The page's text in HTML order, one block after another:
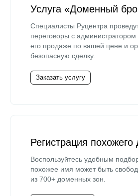
Услуга «Доменный
Специалисты Руцентра
переговоры с
его продаже по вашей цене и
безопасную сделку.
Заказать услугу
Регистрация
Воспользуйтесь удобным
похожее имя может быть
из 700+ доменных зон.